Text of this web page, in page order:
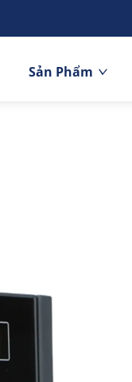
Sản Phẩm